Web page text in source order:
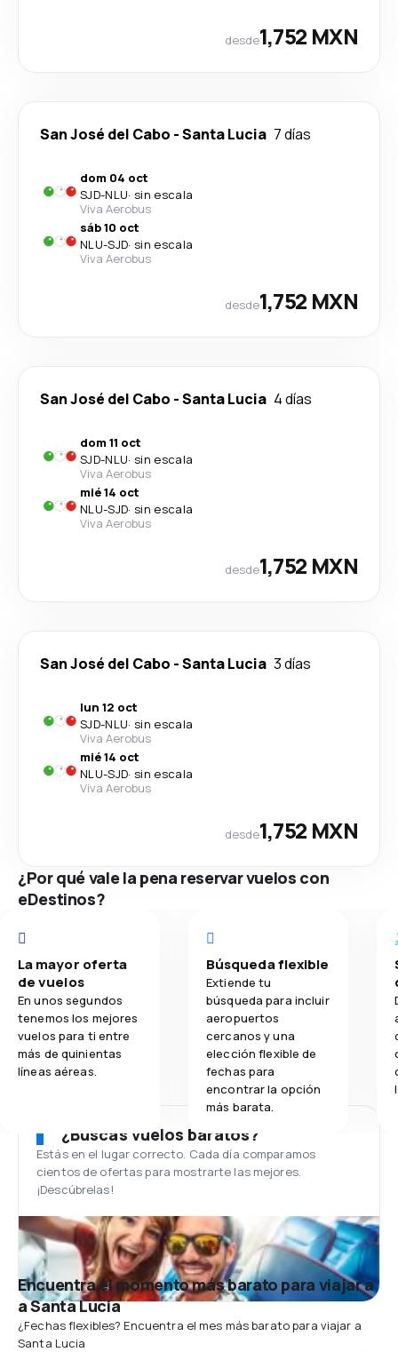
desde1,752 MXN
San José del Cabo -Santa Lucia 7 días
dom 04 oct
SJD-NLU· sin escala
Viva Aerobus
sáb 10 oct
NLU-SJD· sin escala
Viva Aerobus
desde1,752 MXN
San José del Cabo -Santa Lucia 4 días
dom 11 oct
SJD-NLU· sin escala
Viva Aerobus
mié 14 oct
NLU-SJD· sin escala
Viva Aerobus
desde1,752 MXN
San José del Cabo -Santa Lucia 3 días
lun 12 oct
SJD-NLU· sin escala
Viva Aerobus
mié 14 oct
NLU-SJD· sin escala
Viva Aerobus
desde1,752 MXN
¿Por qué vale la pena reservar vuelos con
eDestinos?
La mayor oferta
de vuelos
En unos segundos
tenemos los mejores
vuelos para ti entre
más de quinientas
líneas aéreas.
Búsqueda flexible
Extiende tu
búsqueda para incluir
aeropuertos
cercanos y una
elección flexible de
fechas para
encontrar la opción
más barata.
¿Buscas vuelos baratos?
Estás en el lugar correcto. Cada día comparamos
cientos de ofertas para mostrarte las mejores.
¡Descúbrelas!
Encuentra el momento más barato para viajar a
a Santa Lucia
¿Fechas flexibles? Encuentra el mes más barato para viajar a
Santa Lucia